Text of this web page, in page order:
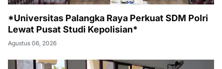
*Universitas Palangka Raya Perkuat SDM Polri
Lewat Pusat Studi Kepolisian*
Agustus 06, 2026